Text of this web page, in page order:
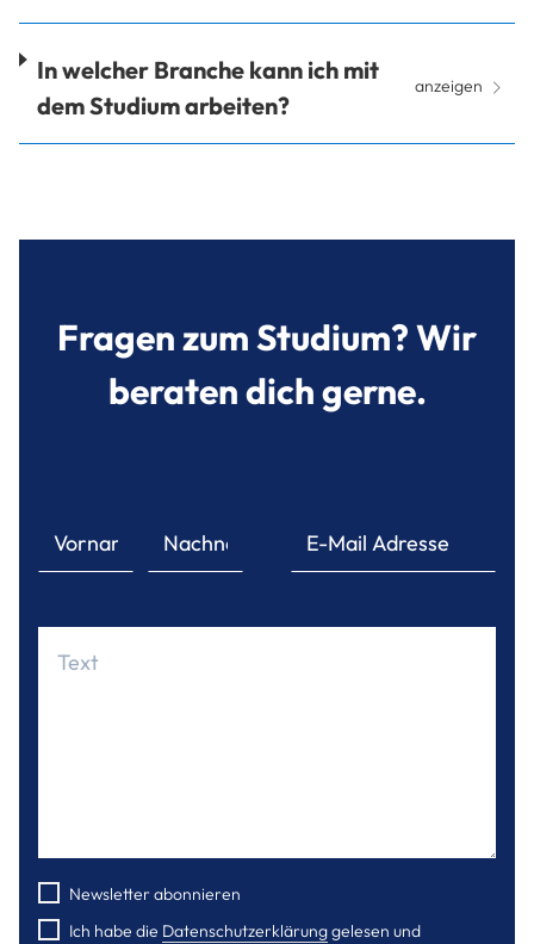
In welcher Branche kann ich mit
dem Studium arbeiten?
anzeigen
Fragen zum Studium? Wir
beraten dich gerne.
Newsletter abonnieren
Ich habe die Datenschutzerklärunggelesen und